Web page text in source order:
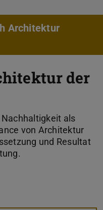
Architektur
der
als
von Architektur
und Resultat